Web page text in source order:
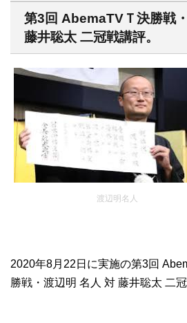
第3回 AbemaTVＴ決勝戦
藤井聡太 二冠戦講評。
渡辺明名人
2020年8月22日に実施の第3回
勝戦・渡辺明 名人 対 藤井聡太 二